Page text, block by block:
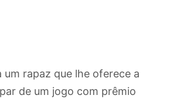
rapaz que lhe oferece a
de um jogo com prêmio